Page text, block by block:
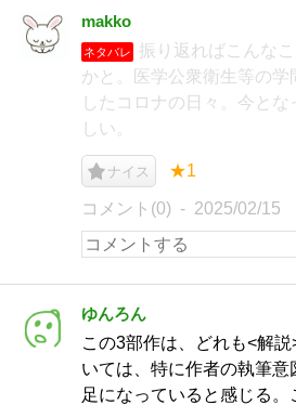
makko
ネタバレ
振り返ればこんな
かと。医学公衆衛生等の
したコロナの日々。今と
しい。
ナイス ★1
コメント(0) 2025/02/15
ゆんろん
この3部作は、どれも<解
いては、特に作者の執筆
足になっていると感じる